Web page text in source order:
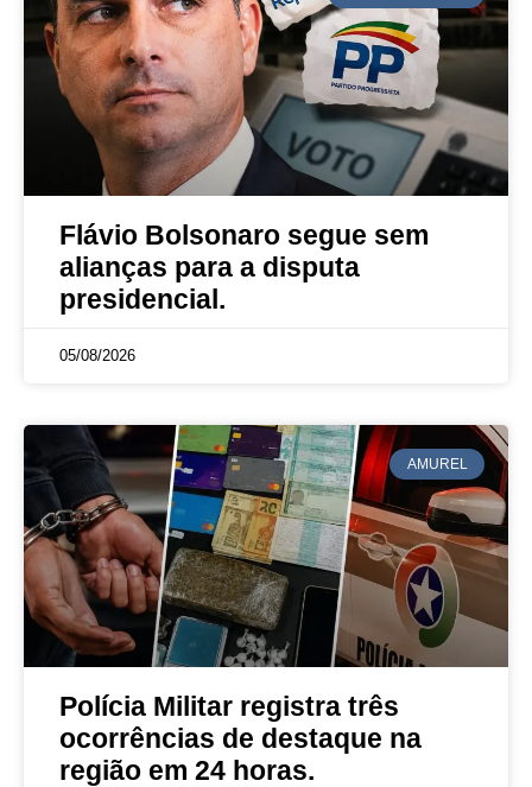
Flávio Bolsonaro segue sem
alianças para a disputa
presidencial.
05/08/2026
AMUREL
Polícia Militar registra três
ocorrências de destaque na
região em 24 horas.